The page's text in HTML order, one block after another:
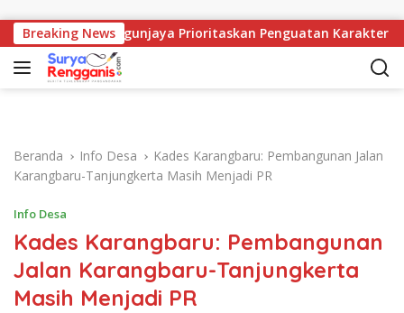
Breaking News
1 Mangunjaya Prioritaskan Penguatan Karakter
Beranda Info Desa
Kades Karangbaru: Pembangunan Jalan
Karangbaru-Tanjungkerta Masih Menjadi PR
Info Desa
Kades Karangbaru: Pembangunan
Jalan Karangbaru-Tanjungkerta
Masih Menjadi PR